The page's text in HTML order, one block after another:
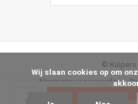
Algemene voorwaarden
© Kuipers